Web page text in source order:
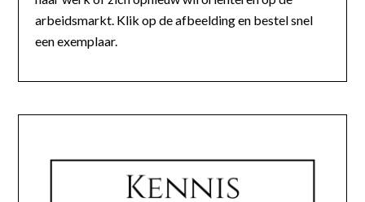
arbeidsmarkt. Klik op de afbeelding en bestel snel
een exemplaar.